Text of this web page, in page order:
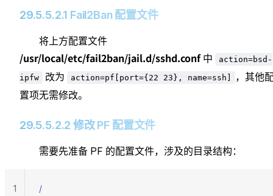
29.5.5.2.1 Fail2Ban 配置文件
将上方配置文件
/usr/local/etc/fail2ban/jail.d/sshd.conf中
action=bsd-
ipfw
改为 action=pf[port={22 23}, name=ssh]
，其他
置项无需修改。
29.5.5.2.2 修改 PF 配置文件
需要先准备 PF 的配置文件，涉及的目录结构：
/
1